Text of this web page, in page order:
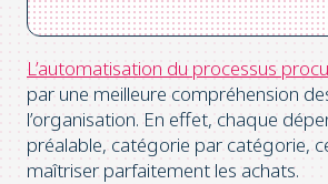
L’automatisation du processus
par une meilleure compréhension
l’organisation. En effet, chaque
préalable, catégorie par catégorie,
maîtriser parfaitement les achats.